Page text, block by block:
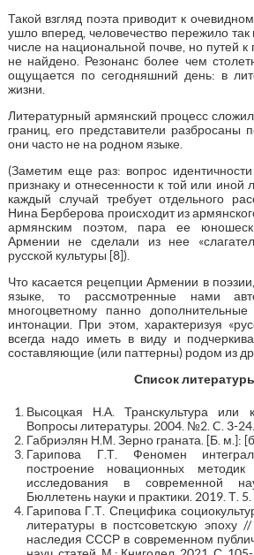
Такой взгляд поэта приводит к
ушло вперед, человечество пережило
числе на национальной почве, но путей
не найдено. Резонанс более чем
ощущается по сегодняшний день: в
жизни.
Литературный армянский процесс
границ, его представители
они часто не на родном языке.
(Заметим еще раз: вопрос
признаку и отнесенности к той или иной
каждый случай требует отдельного
Нина Берберова происходит из
армянским поэтом, пара ее
Армении не сделали из нее
русской культуры [8]).
Что касается рецепции Армении в
языке, то рассмотренные нами
многоцветному панно
интонации. При этом, характеризуя
всегда надо иметь в виду и
составляющие (или паттерны) родом из
Список
Высоцкая Н.А. Транскультура или
Вопросы литературы. 2004. №2. C. 3-24.
Габриэлян Н.М. Зерно граната. [Б. м.]:
Гарипова Г.Т. Феномен
построение новационных методик
исследования в современной
Бюллетень науки и практики. 2019. Т.
Гарипова Г.Т. Специфика
литературы в постсоветскую эпоху
наследия СССР в современном